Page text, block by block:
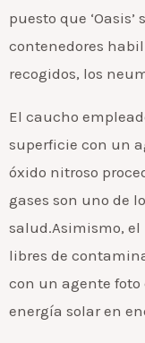
puesto que
contenedores
recogidos, los
El caucho
superficie con un
óxido nitroso
gases son uno de
salud.Asimismo,
libres de
con un agente
energía solar en